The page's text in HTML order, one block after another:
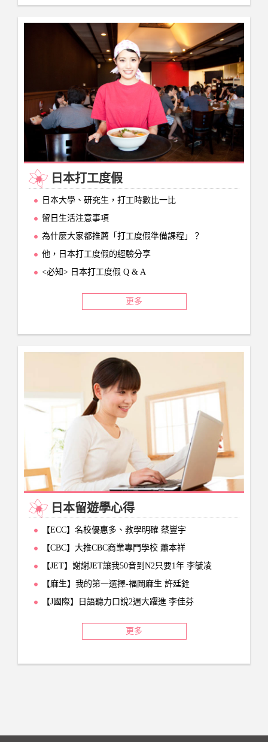
日本打工度假
日本大學、研究生，打工時數比一比
留日生活注意事項
為什麼大家都推薦「打工度假準備課程」？
他，日本打工度假的經驗分享
<必知> 日本打工度假 Q & A
更多
日本留遊學心得
【ECC】名校優惠多、教學明確 蔡豐宇
【CBC】大推CBC商業專門學校 蕭本祥
【JET】謝謝JET讓我50音到N2只要1年 李毓凌
【麻生】我的第一選擇-福岡麻生 許廷銓
【J國際】日語聽力口說2週大躍進 李佳芬
更多